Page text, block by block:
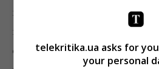
команду (Marvel и апрельские
киногиганта, который
отдельным сюжетным линиям
telekritika.ua asks for
your personal